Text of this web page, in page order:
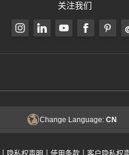
关注我们
Change Language: CN